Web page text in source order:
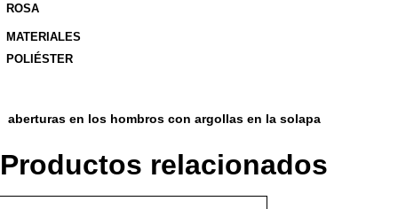
ROSA
MATERIALES
POLIÉSTER
aberturas en los hombros con argollas en la solapa
Productos relacionados